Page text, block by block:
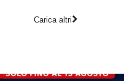
Carica altri